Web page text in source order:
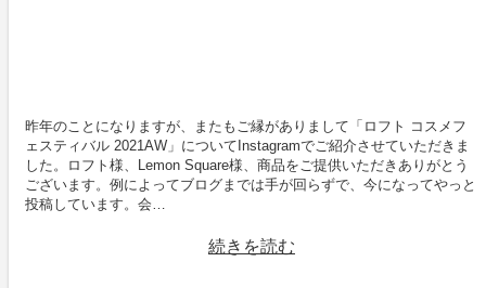
昨年のことになりますが、またもご縁がありまして「ロフト コスメフ
ェスティバル 2021AW」についてInstagramでご紹介させていただきま
した。ロフト様、Lemon Square様、商品をご提供いただきありがとう
ございます。例によってブログまでは手が回らずで、今になってやっと
投稿しています。会…
続きを読む